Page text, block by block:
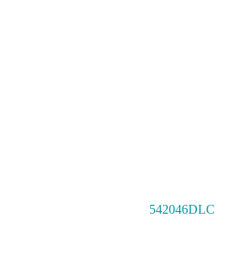
542046DLC